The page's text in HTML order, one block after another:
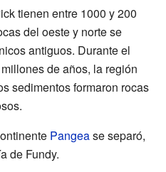
tienen entre 1000 y 200
del oeste y norte se
antiguos. Durante el
de años, la región
sedimentos formaron rocas
Pangease separó,
de Fundy.